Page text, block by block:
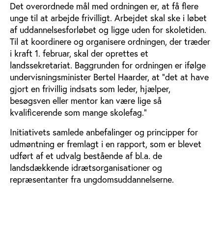
Det overordnede mål med ordningen er, at få flere
unge til at arbejde frivilligt. Arbejdet skal ske i løbet
af uddannelsesforløbet og ligge uden for skoletiden.
Til at koordinere og organisere ordningen, der træder
i kraft 1. februar, skal der oprettes et
landssekretariat. Baggrunden for ordningen er ifølge
undervisningsminister Bertel Haarder, at ”det at have
gjort en frivillig indsats som leder, hjælper,
besøgsven eller mentor kan være lige så
kvalificerende som mange skolefag.”
Initiativets samlede anbefalinger og principper for
udmøntning er fremlagt i en rapport, som er blevet
udført af et udvalg bestående af bl.a. de
landsdækkende idrætsorganisationer og
repræsentanter fra ungdomsuddannelserne.